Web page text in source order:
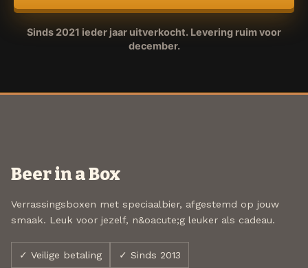
Sinds 2021 ieder jaar uitverkocht. Levering ruim voor
december.
Beer in a Box
Verrassingsboxen met speciaalbier, afgestemd op jouw
smaak. Leuk voor jezelf, n&oacute;g leuker als cadeau.
✓ Veilige betaling ✓ Sinds 2013